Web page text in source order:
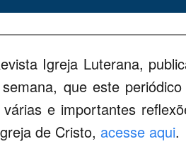
Igreja Luterana,
que este
e importantes
de Cristo, acesse aqui.